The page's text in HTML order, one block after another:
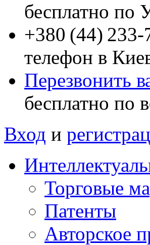
бесплатно по
+380 (44) 233-
телефон в
Перезвонить
бесплатно по
Вход и
Торговые
Патенты
Авторское